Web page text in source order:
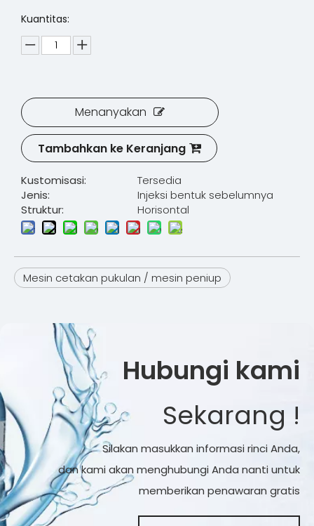
Kuantitas:
Menanyakan
Tambahkan ke Keranjang
Kustomisasi:
Tersedia
Jenis:
Injeksi bentuk sebelumnya
Struktur:
Horisontal
Mesin cetakan pukulan / mesin peniup
Hubungi kami
Sekarang !
Silakan masukkan informasi rinci Anda,
dan kami akan menghubungi Anda nanti untuk
memberikan penawaran gratis